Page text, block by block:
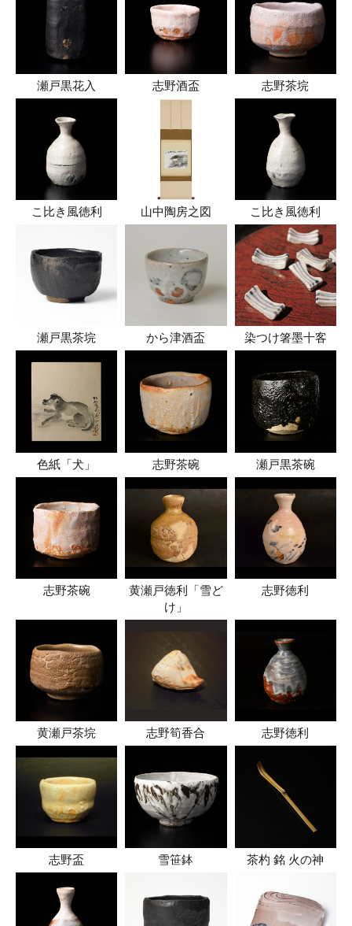
瀬戸黒花入 志野酒盃 志野茶垸
こ比き風徳利 山中陶房之図 こ比き風徳利
瀬戸黒茶垸 から津酒盃 染つけ箸墨十客
色紙「犬」 志野茶碗 瀬戸黒茶碗
志野茶碗
黄瀬戸徳利「雪ど
け」
志野徳利
黄瀬戸茶垸 志野筍香合 志野徳利
志野盃 雪笹鉢 茶杓 銘 火の神